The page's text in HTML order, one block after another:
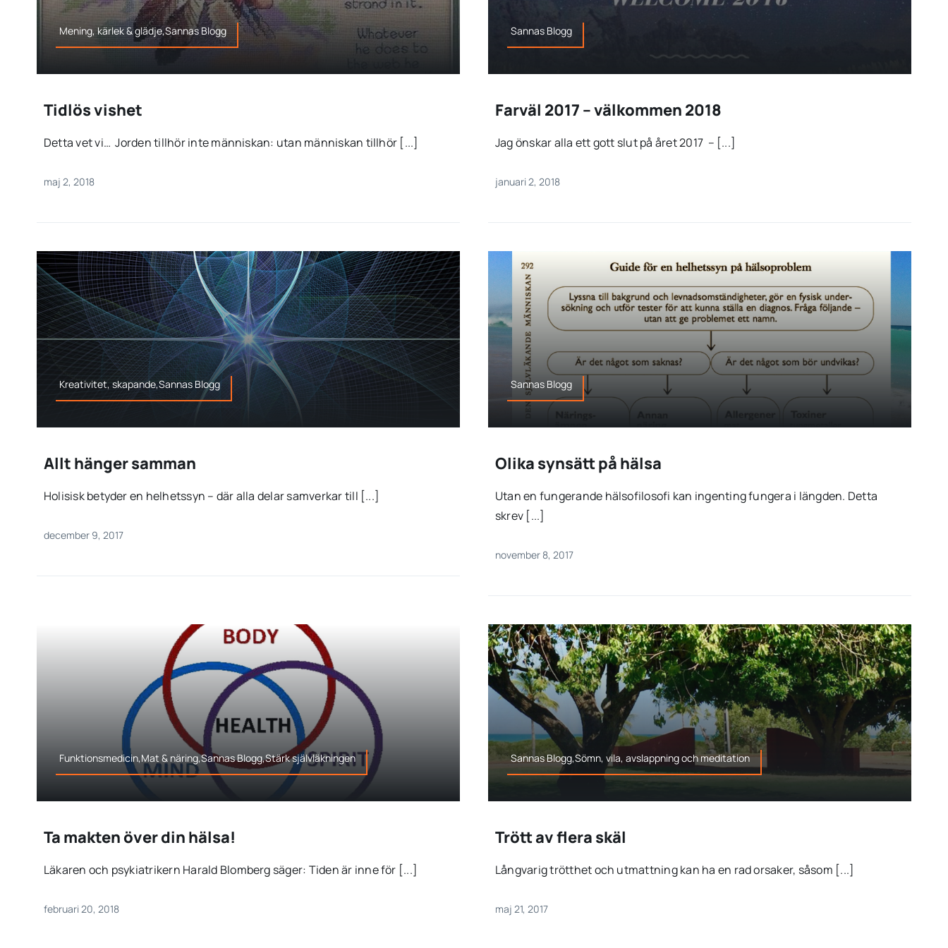
Mening, kärlek & glädje,Sannas Blogg
Tidlös vishet
Detta vet vi… Jorden tillhör inte människan: utan människan tillhör [...]
maj 2, 2018
Sannas Blogg
Farväl 2017 – välkommen 2018
Jag önskar alla ett gott slut på året 2017 – [...]
januari 2, 2018
Kreativitet, skapande,Sannas Blogg
Allt hänger samman
Holisisk betyder en helhetssyn – där alla delar samverkar till [...]
december 9, 2017
Sannas Blogg
Olika synsätt på hälsa
Utan en fungerande hälsofilosofi kan ingenting fungera i längden. Detta
skrev [...]
november 8, 2017
Funktionsmedicin,Mat & näring,Sannas Blogg,Stärk självläkningen
Ta makten över din hälsa!
Läkaren och psykiatrikern Harald Blomberg säger: Tiden är inne för [...]
februari 20, 2018
Sannas Blogg,Sömn, vila, avslappning och meditation
Trött av flera skäl
Långvarig trötthet och utmattning kan ha en rad orsaker, såsom [...]
maj 21, 2017